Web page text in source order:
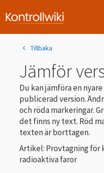
Tillbaka
Jämför
Du kan jämföra en
publicerad version.
och röda markeringar.
det finns ny text. Röd
texten är borttagen.
Artikel: Provtagning för
radioaktiva faror